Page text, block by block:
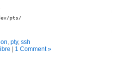
pts/
, pty, ssh
1 Comment »